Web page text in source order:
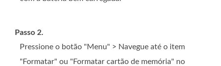
Passo 2.
Pressione o botão "Menu" > Navegue até o item
"Formatar" ou "Formatar cartão de memória" no